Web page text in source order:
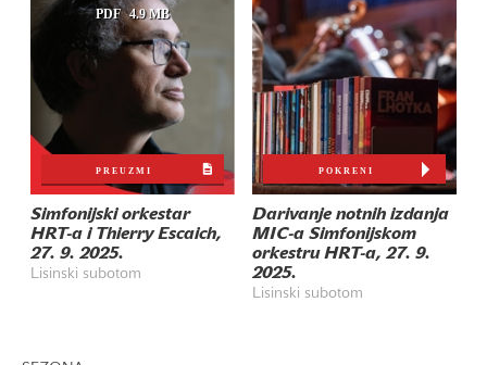
PDF 4.9 MB
PREUZMI
Simfonijski orkestar
HRT-a i Thierry Escaich,
27. 9. 2025.
Lisinski subotom
POKRENI
Darivanje notnih izdanja
MIC-a Simfonijskom
orkestru HRT-a, 27. 9.
2025.
Lisinski subotom